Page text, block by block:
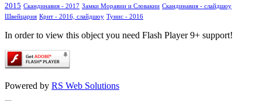
2015 Скандинавия - 2017 Замки Моравии и Словакии Скандинавия - слайдшоу
Швейцария Крит - 2016, слайдшоу Тунис - 2016
In order to view this object you need Flash Player 9+ support!
Powered by RS Web Solutions